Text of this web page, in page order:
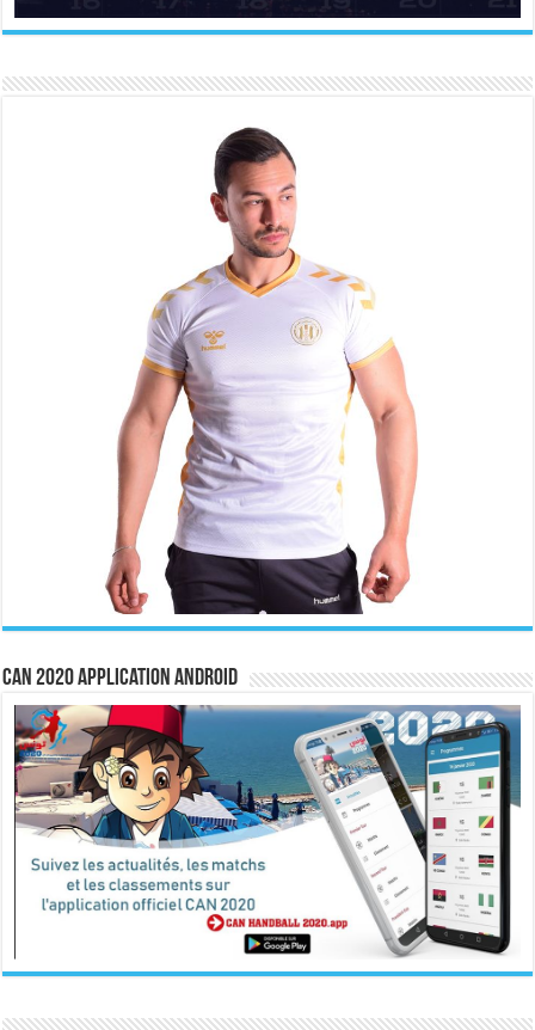
CAN 2020 Application Android